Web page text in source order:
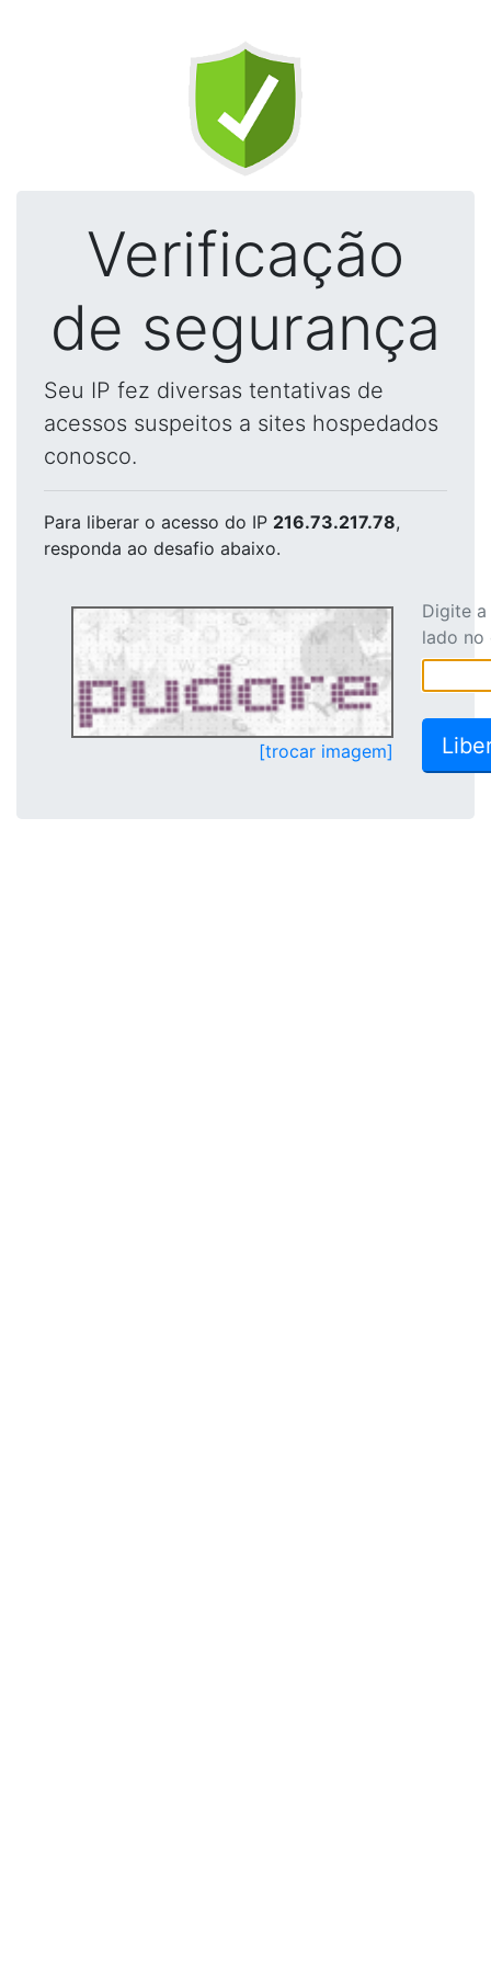
Verificação
de segurança
Seu IP fez diversas tentativas de
acessos suspeitos a sites hospedados
conosco.
Para liberar o acesso do IP 216.73.217.78,
responda ao desafio abaixo.
[trocar imagem]
Digite
lado no